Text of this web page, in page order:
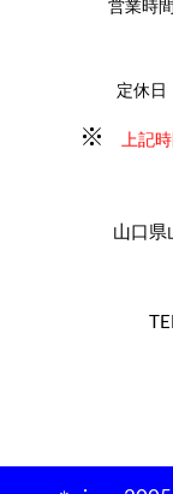
営業時間
定休日
※ 上記時
山口県